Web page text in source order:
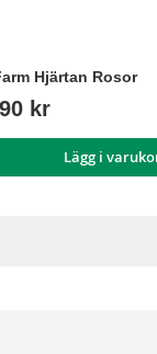
Hjärtan Rosor
kr
Lägg i